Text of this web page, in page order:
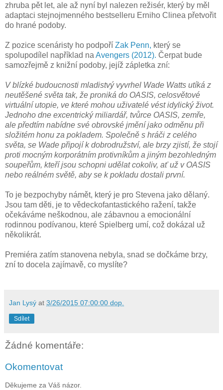
zhruba pět let, ale až nyní byl nalezen režisér, který by měl
adaptaci stejnojmenného bestselleru Erniho Clinea přetvořit
do hrané podoby.
Z pozice scenáristy ho podpoří Zak Penn, který se
spolupodílel například na Avengers (2012). Čerpat bude
samozřejmě z knižní podoby, jejíž zápletka zní:
V blízké budoucnosti mladistvý vyvrhel Wade Watts utíká z
neutěšené světa tak, že proniká do OASIS, celosvětové
virtuální utopie, ve které mohou uživatelé vést idylický život.
Jednoho dne excentrický miliardář, tvůrce OASIS, zemře,
ale předtím nabídne své obrovské jmění jako odměnu při
složitém honu za pokladem. Společně s hráči z celého
světa, se Wade připojí k dobrodružství, ale brzy zjistí, že stojí
proti mocným korporátním protivníkům a jiným bezohledným
soupeřům, kteří jsou schopni udělat cokoliv, ať už v OASIS
nebo reálném světě, aby se k pokladu dostali první.
To je bezpochyby námět, který je pro Stevena jako dělaný.
Jsou tam děti, je to vědeckofantastického ražení, takže
očekáváme neškodnou, ale zábavnou a emocionální
rodinnou podívanou, které Spielberg umí, což dokázal už
několikrát.
Premiéra zatím stanovena nebyla, snad se dočkáme brzy,
zní to docela zajímavě, co myslíte?
Jan Lysý at 3/26/2015 07:00:00 dop.
Sdílet
Žádné komentáře:
Okomentovat
Děkujeme za Váš názor.